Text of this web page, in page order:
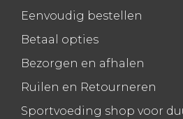
Eenvoudig bestellen
Betaal opties
Bezorgen en afhalen
Ruilen en Retourneren
Sportvoeding shop voor